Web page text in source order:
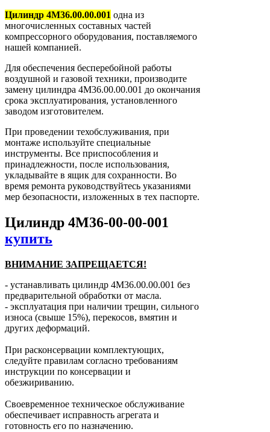
Цилиндр 4М36.00.00.001 одна из
многочисленных составных частей
компрессорного оборудования, поставляемого
нашей компанией.
Для обеспечения бесперебойной работы
воздушной и газовой техники, производите
замену цилиндра 4М36.00.00.001 до окончания
срока эксплуатирования, установленного
заводом изготовителем.
При проведении техобслуживания, при
монтаже используйте специальные
инструменты. Все приспособления и
принадлежности, после использования,
укладывайте в ящик для сохранности. Во
время ремонта руководствуйтесь указаниями
мер безопасности, изложенных в тех паспорте.
Цилиндр 4М36-00-00-001
купить
ВНИМАНИЕ ЗАПРЕЩАЕТСЯ!
- устанавливать цилиндр 4М36.00.00.001 без
предварительной обработки от масла.
- эксплуатация при наличии трещин, сильного
износа (свыше 15%), перекосов, вмятин и
других деформаций.
При расконсервации комплектующих,
следуйте правилам согласно требованиям
инструкции по консервации и
обезжириванию.
Своевременное техническое обслуживание
обеспечивает исправность агрегата и
готовность его по назначению.